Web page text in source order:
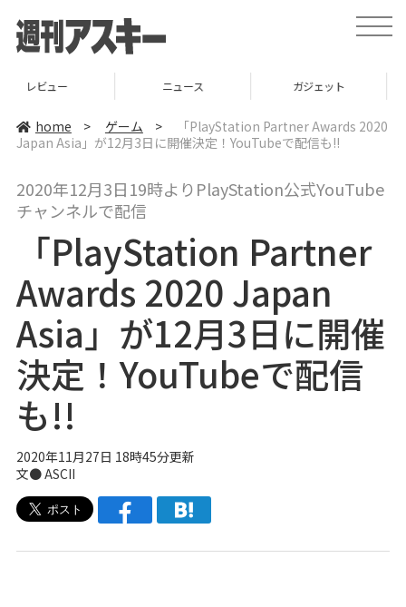
t
o
v
t
i
ニュース ガジェット ゲーム
home > ゲーム >
「PlayStation Partner Awards 2020
Japan Asia」が12月3日に開催決定！YouTubeで配信も!!
2020年12月3日19時よりPlayStation公式YouTube
チャンネルで配信
「PlayStation Partner
Awards 2020 Japan
Asia」が12月3日に開催
決定！YouTubeで配信
も!!
2020年11月27日 18時45分更新
文● ASCII